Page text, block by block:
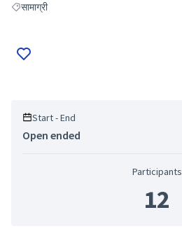
Filter results for: सामाग्री
सामाग्री
Start - End
Open ended
Participants
12